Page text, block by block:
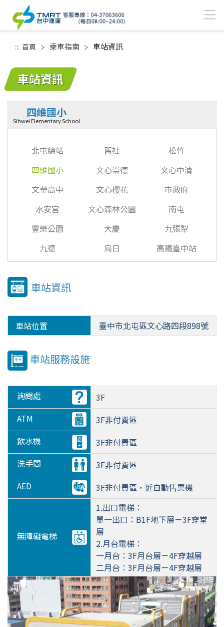
::: 中間主要內容區
首頁 乘車指南 車站資訊
車站資訊
四維國小
Sihwei Elementary School
北屯總站 舊社
松竹
四維國小
文心崇德
文心中清
文華高中
文心櫻花
市政府
水安宮
文心森林公園
南屯
豐樂公園
大慶
九張犁
九德
烏日 高鐵臺中站
車站資訊
車站位置 臺中市北屯區文心路四段898號
車站服務設施
詢問處
3F
ATM
3F非付費區
飲水機
3F非付費區
洗手間
3F非付費區
AED
3F非付費區，近自動售票機
無障礙電梯
1.出口電梯：
單一出口：B1F地下層－3F穿堂
層
2.月台電梯：
一月台：3F月台層－4F穿越層
二月台：3F月台層－4F穿越層